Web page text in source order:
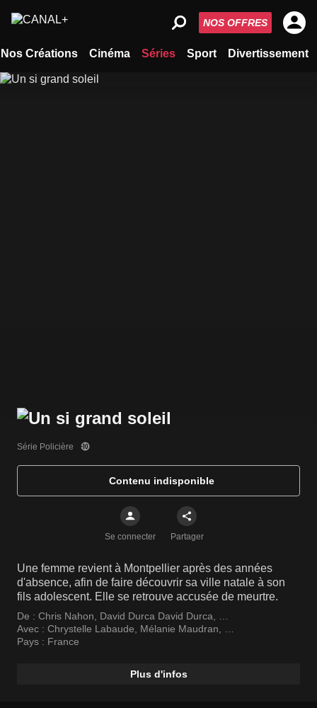
Nos Créations Cinéma Séries Sport Divertissement
NOS OFFRES
Série Policière
Contenu indisponible
Se connecter Partager
Une femme revient à Montpellier après des années
d'absence, afin de faire découvrir sa ville natale à son
fils adolescent. Elle se retrouve accusée de meurtre.
De : Chris Nahon, David Durca David Durca,
Christophe Reichert
Avec : Chrystelle Labaude, Mélanie Maudran,
Moïse Santamaria
Pays : France
Plus d'infos